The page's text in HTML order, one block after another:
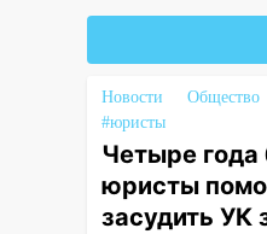
11:17
сгорели
постройки
11:00 В
Новости Общество
#юристы
Четыре года
юристы
засудить УК